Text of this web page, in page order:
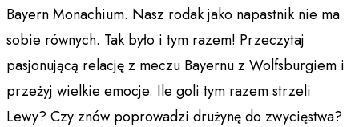
Bayern Monachium. Nasz rodak jako napastnik nie ma
sobie równych. Tak było i tym razem! Przeczytaj
pasjonującą relację z meczu Bayernu z Wolfsburgiem i
przeżyj wielkie emocje. Ile goli tym razem strzeli
Lewy? Czy znów poprowadzi drużynę do zwycięstwa?